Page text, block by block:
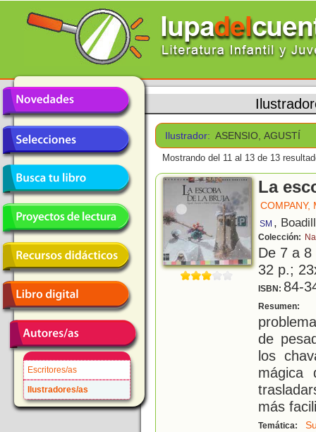
Escritores/as
Ilustradores/as
Ilustrador: ASENSIO, AGUSTÍ
Mostrando del 11 al 13 de 13
La
COMPANY,
SM ,
Colección:
De 7 a
32 p.;
ISBN: 84-
Resumen:
de
los
mágica
más
Temática: